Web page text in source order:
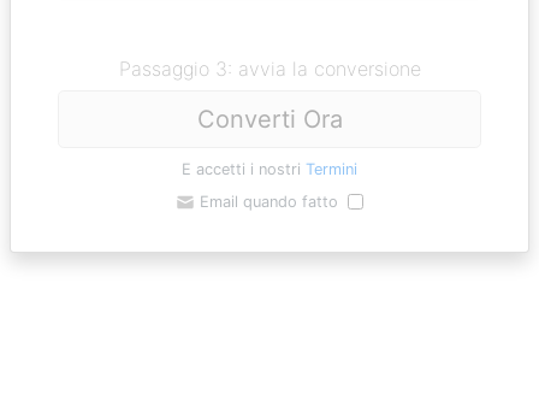
Passaggio 3: avvia la conversione
Converti Ora
E accetti i nostri Termini
Email quando fatto